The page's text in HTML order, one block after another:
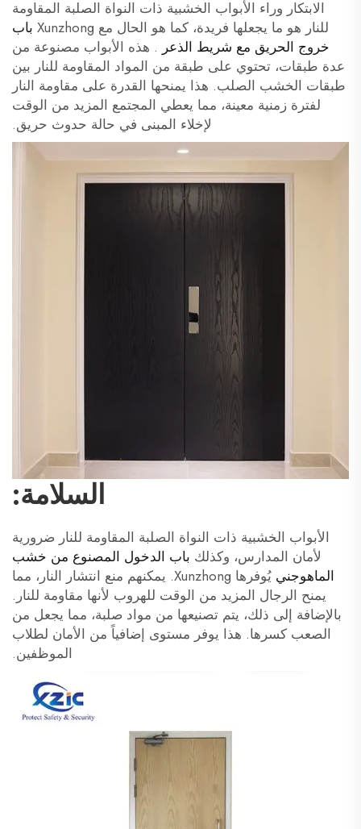
الابتكار وراء الأبواب الخشبية ذات النواة الصلبة المقاومة
للنار هو ما يجعلها فريدة، كما هو الحال مع Xunzhong
باب
خروج الحريق مع شريط الذعر . هذه الأبواب مصنوعة من
عدة طبقات، تحتوي على طبقة من المواد المقاومة للنار بين
طبقات الخشب الصلب. هذا يمنحها القدرة على مقاومة النار
لفترة زمنية معينة، مما يعطي المجتمع المزيد من الوقت
لإخلاء المبنى في حالة حدوث حريق.
السلامة:
الأبواب الخشبية ذات النواة الصلبة المقاومة للنار ضرورية
لأمان المدارس، وكذلك باب الدخول المصنوع من خشب
الماهوجني
يُوفرها Xunzhong. يمكنهم منع انتشار النار، مما
يمنح الرجال المزيد من الوقت للهروب لأنها مقاومة للنار.
بالإضافة إلى ذلك، يتم تصنيعها من مواد صلبة، مما يجعل من
الصعب كسرها. هذا يوفر مستوى إضافياً من الأمان لطلاب
الموظفين.